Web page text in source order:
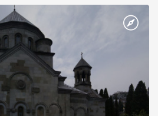
став Василем-християнином.
На честь Херсонесу Таврійського